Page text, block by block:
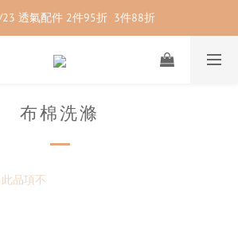
8/23 紳士內著 2件9折
透氣配件 2件95折  3件88折
28-8/23 紳士內著 2件9折
布棉洗滌